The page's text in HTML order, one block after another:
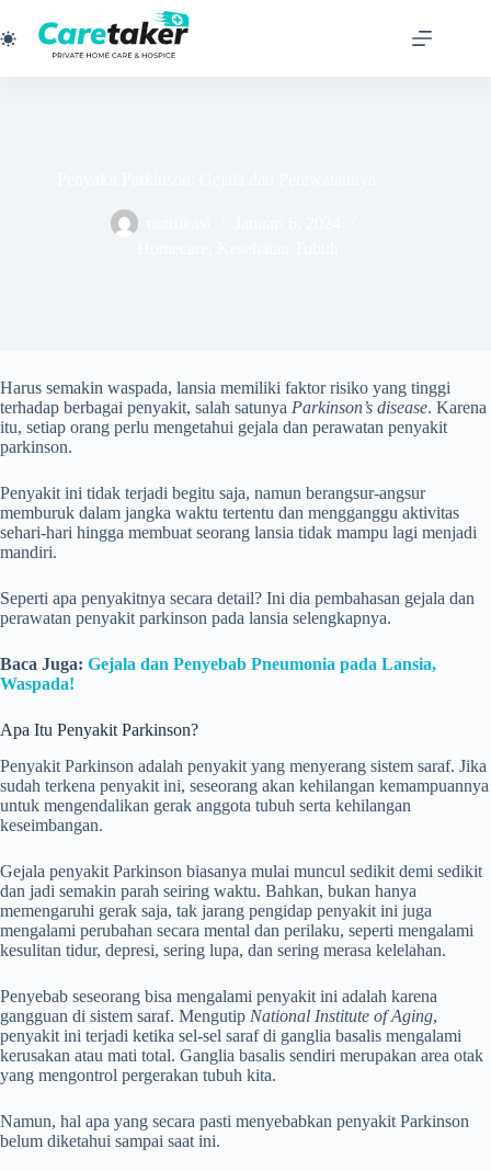
to
content
Harus semakin waspada, lansia memiliki faktor risiko yang tinggi
terhadap berbagai penyakit, salah satunya Parkinson’s disease. Karena
itu, setiap orang perlu mengetahui gejala dan perawatan penyakit
parkinson.
Penyakit ini tidak terjadi begitu saja, namun berangsur-angsur
memburuk dalam jangka waktu tertentu dan mengganggu aktivitas
sehari-hari hingga membuat seorang lansia tidak mampu lagi menjadi
mandiri.
Seperti apa penyakitnya secara detail? Ini dia pembahasan gejala dan
perawatan penyakit parkinson pada lansia selengkapnya.
Baca Juga: Gejala dan Penyebab Pneumonia pada Lansia,
Waspada!
Apa Itu Penyakit Parkinson?
Penyakit Parkinson adalah penyakit yang menyerang sistem saraf. Jika
sudah terkena penyakit ini, seseorang akan kehilangan kemampuannya
untuk mengendalikan gerak anggota tubuh serta kehilangan
keseimbangan.
Gejala penyakit Parkinson biasanya mulai muncul sedikit demi sedikit
dan jadi semakin parah seiring waktu. Bahkan, bukan hanya
memengaruhi gerak saja, tak jarang pengidap penyakit ini juga
mengalami perubahan secara mental dan perilaku, seperti mengalami
kesulitan tidur, depresi, sering lupa, dan sering merasa kelelahan.
Penyebab seseorang bisa mengalami penyakit ini adalah karena
gangguan di sistem saraf. Mengutip National Institute of Aging,
penyakit ini terjadi ketika sel-sel saraf di ganglia basalis mengalami
kerusakan atau mati total. Ganglia basalis sendiri merupakan area otak
yang mengontrol pergerakan tubuh kita.
Namun, hal apa yang secara pasti menyebabkan penyakit Parkinson
belum diketahui sampai saat ini.